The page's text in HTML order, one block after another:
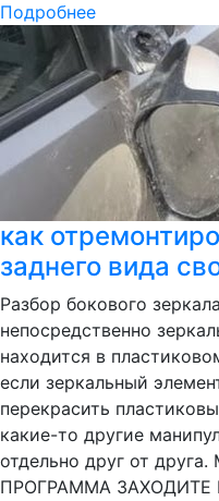
Подробнее
как
заднего вида
Разбор бокового
непосредственно
находится в
если зеркальный
перекрасить
какие-то другие
отдельно друг от
ПРОГРАММА ЗАХОДИТЕ